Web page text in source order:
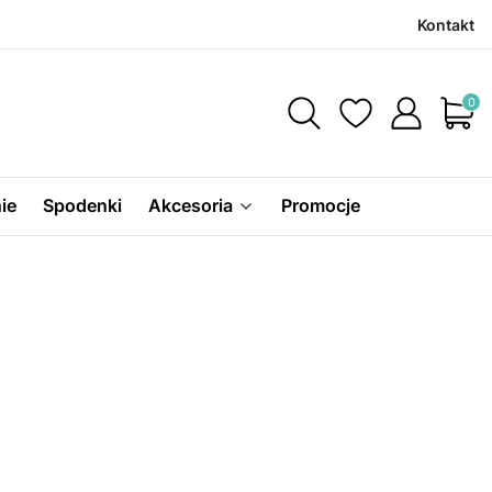
Kontakt
Spodenki Akcesoria Promocje